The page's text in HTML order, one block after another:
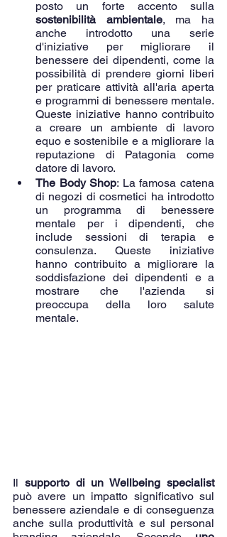
sostenibilità ambientale, ma ha
anche introdotto una serie
d'iniziative per migliorare il
benessere dei dipendenti, come la
possibilità di prendere giorni liberi
per praticare attività all'aria aperta
e programmi di benessere mentale.
Queste iniziative hanno contribuito
a creare un ambiente di lavoro
equo e sostenibile e a migliorare la
reputazione di Patagonia come
datore di lavoro.
The Body Shop: La famosa catena
di negozi di cosmetici ha introdotto
un programma di benessere
mentale per i dipendenti, che
include sessioni di terapia e
consulenza. Queste iniziative
hanno contribuito a migliorare la
soddisfazione dei dipendenti e a
mostrare che l'azienda si
preoccupa della loro salute
mentale.
Il supporto di un Wellbeing specialist
può avere un impatto significativo sul
benessere aziendale e di conseguenza
anche sulla produttività e sul personal